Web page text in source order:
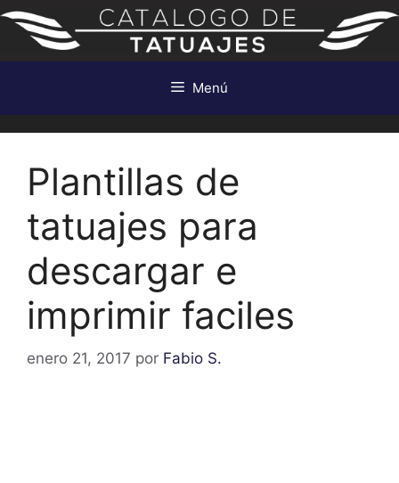
Saltar
contenido
Menú
Plantillas de
tatuajes para
descargar e
imprimir faciles
enero 21, 2017 por Fabio S.